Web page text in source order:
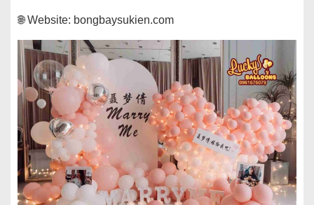
🌐 Website: bongbaysukien.com